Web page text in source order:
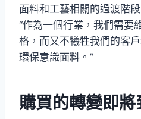
面料和工藝相關的過渡階
“作為一個行業，我們需要
格，而又不犧牲我們的客
環保意識面料。”
購買的轉變即將